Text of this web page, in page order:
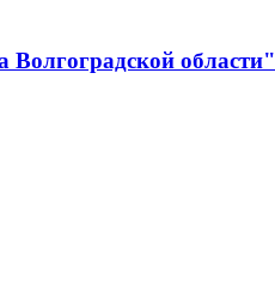
Волгоградской области"